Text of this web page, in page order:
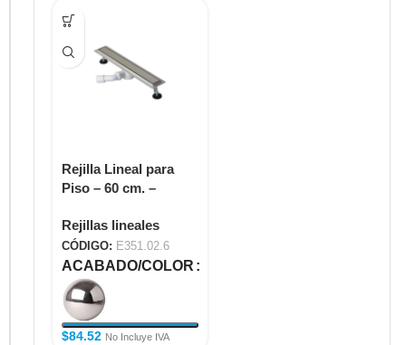
Rejilla Lineal para
Piso – 60 cm. –
Completa E351.02.6
Rejillas lineales
CÓDIGO: E351.02.6
ACABADO/COLOR
$84.52 No Incluye IVA